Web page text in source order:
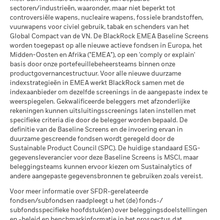
kunnen zich in de toekomst heel anders ontwikkelen. Het kan
u helpen om te beoordelen hoe het fonds in het verleden
werd beheerd
De resultaten worden weergegeven op basis van een netto-
inventariswaarde (NIW), en de bruto-inkomsten worden waar
van toepassing herbelegd. De rendementsgegevens zijn
gebaseerd op de netto-inventariswaarde (NIW) van het ETF,
die mogelijk niet gelijk is aan de marktprijs van het ETF.
Individuele aandeelhouders kunnen opbrengsten boeken die
verschillen van het rendement van de NIW.
Het rendement van uw belegging kan stijgen of dalen door
valutaschommelingen indien uw belegging in een andere
valuta is dan degene die werd gebruikt in de berekening van
de resultaten uit het verleden.Bron:Blackrock.
Max. uitgeleend (% van AUM)
Onderpand (% van lening)
De bovenstaande tabel geeft de beschikbare Securities
Lending gegevens weer.
De informatie in de tabel “Samenvatting Leningen” wordt niet
weergegeven voor fondsen die korter dan 12 maanden
gebruik hebben gemaakt van securities lending. De
weergegeven cijfers hebben betrekking op resultaten in het
verleden. In het verleden behaalde resultaten zijn geen
betrouwbare indicator voor toekomstige resultaten. Het beleid
van BlackRock is om rendementsgegevens openbaar te
maken met een vertraging van één maand. Dit betekent dat
het rendement van 01/01/2019 tot 31/12/2019 openbaar
kan worden gemaakt vanaf 01/02/2020.
Het maximale uitgeleende percentage kan in de loop der tijd
stijgen of dalen.
Gunstig
Wat u kunt terugkrijgen na aftrek van
Gemiddeld rendement per jaar
Het stressscenario laat zien wat u zou kunnen terugkrijgen in
extreme marktomstandigheden.
MSCI Gewogen Gemiddelde
Koolstofintensiteit (ton CO2-
eq/$ miljoen OMZET)
per 17/jul/2026
MSCI Impliciete
Temperatuurstijging (0-3,0+
°C)
per 17/jul/2026
> 2,0 - 2,5 °C
MSCI ESG % Dekking
per 17/jul/2026
99,97
MSCI ESG-kwaliteitsscore –
Percentiel peer
per 17/jul/2026
Fondsen in peergroup
per 17/jul/2026
1.316
MSCI Gewogen Gemiddelde
per 17/jul/2026
99,00
MSCI Impliciete
98,58
sectoren/industrieën, waaronder, maar niet beperkt tot
controversiële wapens, nucleaire wapens, fossiele brandstoffen,
vuurwapens voor civiel gebruik, tabak en schenders van het
Global Compact van de VN. De BlackRock EMEA Baseline Screens
worden toegepast op alle nieuwe actieve fondsen in Europa, het
Midden-Oosten en Afrika ("EMEA"), op een 'comply or explain'
basis door onze portefeuillebeheersteams binnen onze
productgovernancestructuur. Voor alle nieuwe duurzame
indexstrategieën in EMEA werkt BlackRock samen met de
indexaanbieder om dezelfde screenings in de aangepaste index te
weerspiegelen. Gekwalificeerde beleggers met afzonderlijke
rekeningen kunnen uitsluitingsscreenings laten instellen met
specifieke criteria die door de belegger worden bepaald. De
definitie van de Baseline Screens en de invoering ervan in
duurzame gescreende fondsen wordt geregeld door de
Sustainable Product Council (SPC). De huidige standaard ESG-
gegevensleverancier voor deze Baseline Screens is MSCI, maar
beleggingsteams kunnen ervoor kiezen om Sustainalytics of
andere aangepaste gegevensbronnen te gebruiken zoals vereist.
Voor meer informatie over SFDR-gerelateerde
fondsen/subfondsen raadpleegt u het (de) fonds-/
subfondsspecifieke hoofdstuk(en) over beleggingsdoelstellingen